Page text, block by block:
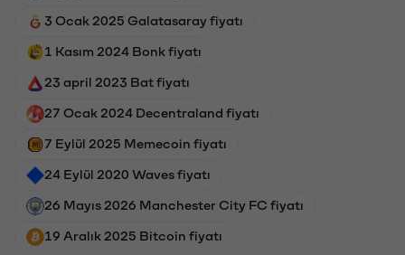
3 Ocak 2025 Galatasaray fiyatı
1 Kasım 2024 Bonk fiyatı
23 april 2023 Bat fiyatı
27 Ocak 2024 Decentraland fiyatı
7 Eylül 2025 Memecoin fiyatı
24 Eylül 2020 Waves fiyatı
26 Mayıs 2026 Manchester City FC fiyatı
19 Aralık 2025 Bitcoin fiyatı